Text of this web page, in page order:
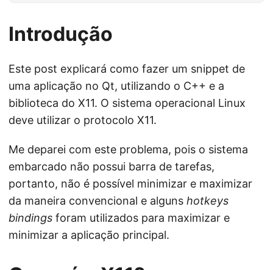
Introdução
Este post explicará como fazer um snippet de
uma aplicação no Qt, utilizando o C++ e a
biblioteca do X11. O sistema operacional Linux
deve utilizar o protocolo X11.
Me deparei com este problema, pois o sistema
embarcado não possui barra de tarefas,
portanto, não é possível minimizar e maximizar
da maneira convencional e alguns hotkeys
bindings foram utilizados para maximizar e
minimizar a aplicação principal.